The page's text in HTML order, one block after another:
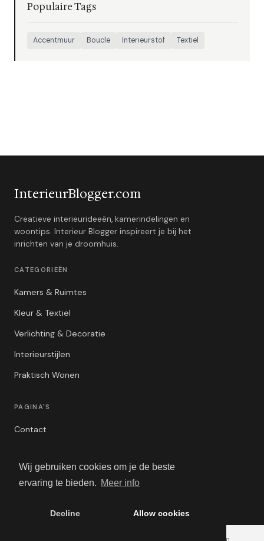
Wij gebruiken cookies om je de beste
ervaring te bieden. Meer info
Decline Allow cookies
Populaire Tags
Accentmuur Boucle Interieurstof Textiel
InterieurBlogger.com
Creatieve interieurideeën, kamerindelingen en
woontips. Interieur Blogger inspireert je bij het
inrichten van je droomhuis.
CATEGORIEËN
Kamers & Ruimtes
Kleur & Textiel
Verlichting & Decoratie
Interieurstijlen
Praktisch Wonen
PAGINA'S
Contact
Algemene Voorwaarden
Adverteren